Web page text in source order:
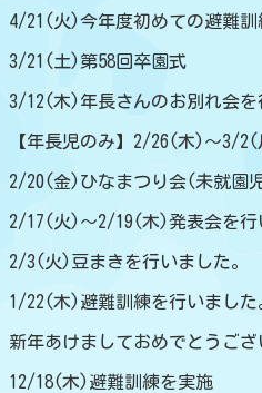
4/21(火)今年度初めての避難訓
3/21(土)第58回卒園式
3/12(木)年長さんのお別れ会を
【年長児のみ】2/26(木)～3/2(
2/20(金)ひなまつり会(未就園
2/17(火)～2/19(木)発表会を行
2/3(火)豆まきを行いました。
1/22(木)避難訓練を行いました
新年あけましておめでとうござ
12/18(木)避難訓練を実施